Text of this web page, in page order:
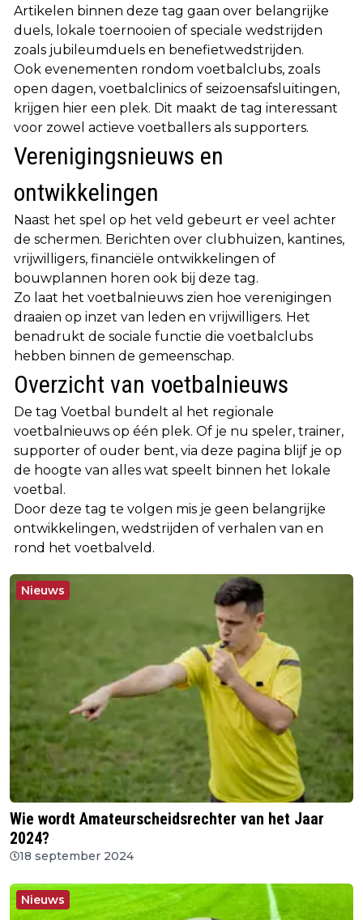
Artikelen binnen deze tag gaan over belangrijke
duels, lokale toernooien of speciale wedstrijden
zoals jubileumduels en benefietwedstrijden.
Ook evenementen rondom voetbalclubs, zoals
open dagen, voetbalclinics of seizoensafsluitingen,
krijgen hier een plek. Dit maakt de tag interessant
voor zowel actieve voetballers als supporters.
Verenigingsnieuws en
ontwikkelingen
Naast het spel op het veld gebeurt er veel achter
de schermen. Berichten over clubhuizen, kantines,
vrijwilligers, financiële ontwikkelingen of
bouwplannen horen ook bij deze tag.
Zo laat het voetbalnieuws zien hoe verenigingen
draaien op inzet van leden en vrijwilligers. Het
benadrukt de sociale functie die voetbalclubs
hebben binnen de gemeenschap.
Overzicht van voetbalnieuws
De tag Voetbal bundelt al het regionale
voetbalnieuws op één plek. Of je nu speler, trainer,
supporter of ouder bent, via deze pagina blijf je op
de hoogte van alles wat speelt binnen het lokale
voetbal.
Door deze tag te volgen mis je geen belangrijke
ontwikkelingen, wedstrijden of verhalen van en
rond het voetbalveld.
Nieuws
Wie wordt Amateurscheidsrechter van het Jaar
2024?
18 september 2024
Nieuws